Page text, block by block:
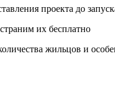
проекта до
их бесплатно
жильцов и